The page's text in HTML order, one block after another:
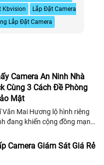
Kbvision
Lắp Đặt Camera
Lắp Đặt Camera
Camera An Ninh Nhà
Cùng 3 Cách Đề Phòng
Mật
Văn Mai Hương lộ hình riêng
đang khiến cộng đồng mạng
công cụ xâm phạm quyền
Camera Giám Sát Giá Rẻ